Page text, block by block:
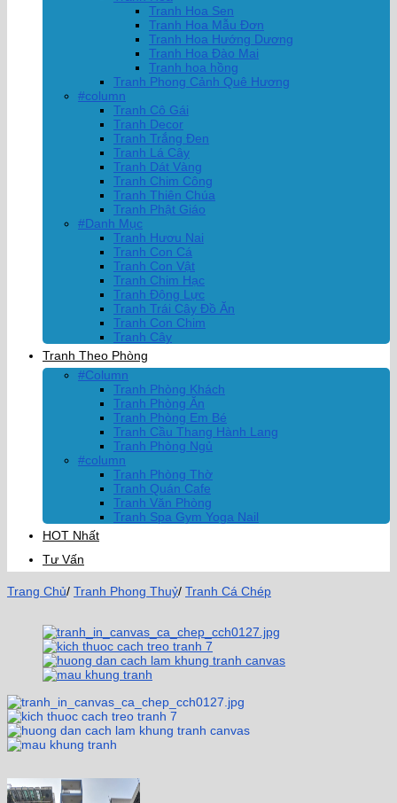
Tranh Hoa Sen
Tranh Hoa Mẫu Đơn
Tranh Hoa Hướng Dương
Tranh Hoa Đào Mai
Tranh hoa hồng
Tranh Phong Cảnh Quê Hương
#column
Tranh Cô Gái
Tranh Decor
Tranh Trắng Đen
Tranh Lá Cây
Tranh Dát Vàng
Tranh Chim Công
Tranh Thiên Chúa
Tranh Phật Giáo
#Danh Mục
Tranh Hươu Nai
Tranh Con Cá
Tranh Con Vật
Tranh Chim Hạc
Tranh Động Lực
Tranh Trái Cây Đồ Ăn
Tranh Con Chim
Tranh Cây
Tranh Theo Phòng
#Column
Tranh Phòng Khách
Tranh Phòng Ăn
Tranh Phòng Em Bé
Tranh Cầu Thang Hành Lang
Tranh Phòng Ngủ
#column
Tranh Phòng Thờ
Tranh Quán Cafe
Tranh Văn Phòng
Tranh Spa Gym Yoga Nail
HOT Nhất
Tư Vấn
Trang Chủ/ Tranh Phong Thuỷ/ Tranh Cá Chép